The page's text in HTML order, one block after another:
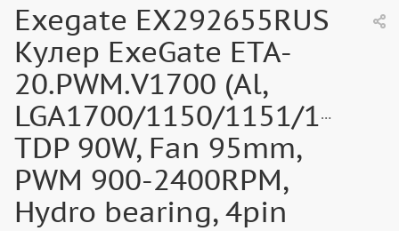
Exegate EX292655RUS
Кулер ExeGate ETA-
20.PWM.V1700 (Al,
LGA1700/1150/1151/1155/
TDP 90W, Fan 95mm,
PWM 900-2400RPM,
Hydro bearing, 4pin